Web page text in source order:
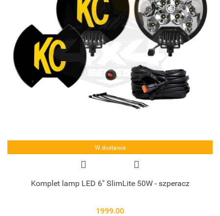
W dostawie
Komplet lamp LED 6" SlimLite 50W - szperacz
1999.00